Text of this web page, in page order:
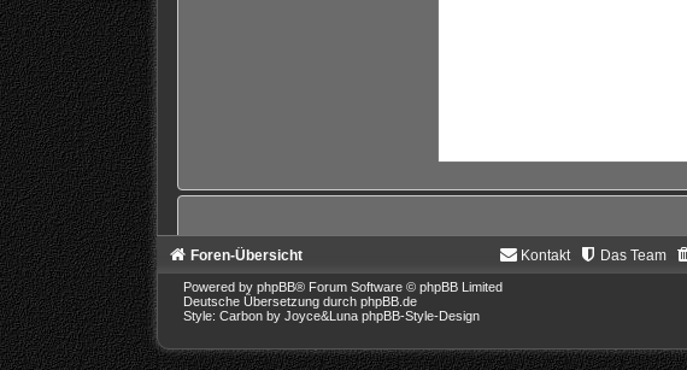
Foren-Übersicht Das Team
Kontakt
Powered by phpBB® Forum Software © phpBB Limited
Deutsche Übersetzung durch phpBB.de
Style: Carbon by Joyce&Luna phpBB-Style-Design